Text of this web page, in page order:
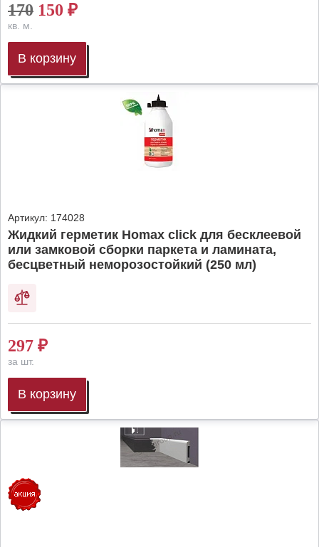
170 150 ₽
кв. м.
В корзину
Артикул: 174028
Жидкий герметик Homax click для бесклеевой
или замковой сборки паркета и ламината,
бесцветный неморозостойкий (250 мл)
297 ₽
за шт.
В корзину